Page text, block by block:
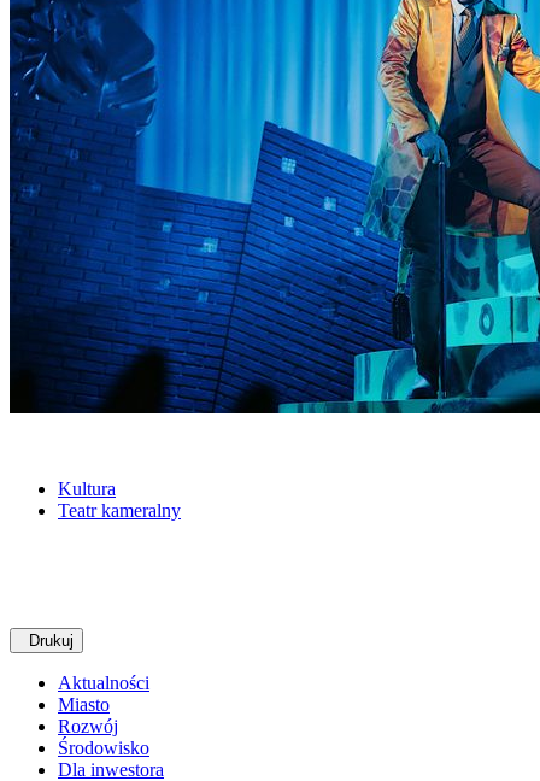
Kultura
Teatr kameralny
Drukuj
Aktualności
Miasto
Rozwój
Środowisko
Dla inwestora